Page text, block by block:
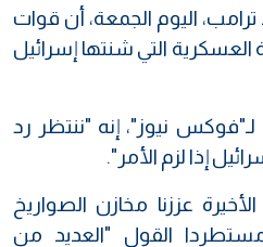
ترامب، اليوم الجمعة، أن قوات
العسكرية التي شنتها إسرائيل
نيوز"، إنه "ننتظر رد
إذا لزم الأمر".
عززنا مخازن الصواريخ
مستطردا القول "العديد من